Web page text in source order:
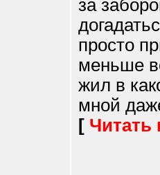
за
просто
меньше
жил в
мной
[ Читать